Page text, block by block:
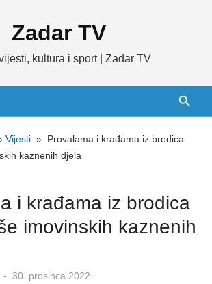
Zadar TV
kultura i sport | Zadar TV
Vijesti » Provalama i krađama iz brodica
kaznenih djela
i krađama iz brodica
imovinskih kaznenih
Posted
30. prosinca 2022.